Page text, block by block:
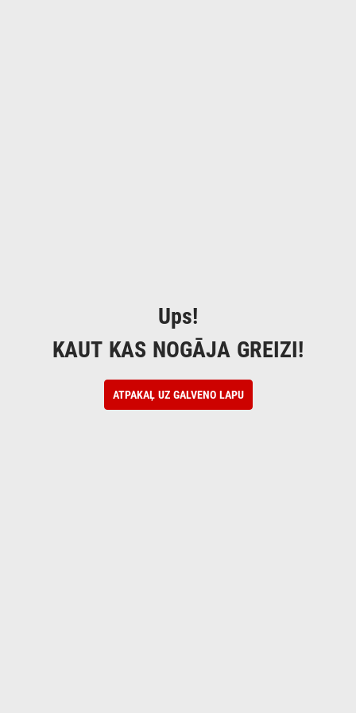
Ups!
KAUT KAS NOGĀJA GREIZI!
ATPAKAĻ UZ GALVENO LAPU